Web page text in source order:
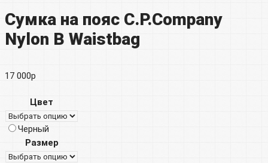
Сумка на пояс C.P.Company
Nylon B Waistbag
17 000р
Цвет
Черный
Размер